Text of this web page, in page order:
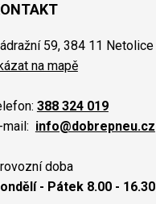
59, 384 11 Netolice
na mapě
388 324 019
info@dobrepneu.cz
doba
- Pátek 8.00 - 16.30